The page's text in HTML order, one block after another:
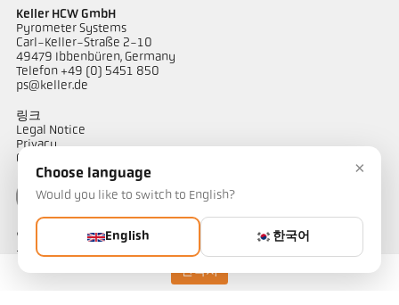
연락처
Keller HCW GmbH
Pyrometer Systems
Carl-Keller-Straße 2-10
49479 Ibbenbüren, Germany
Telefon +49 (0) 5451 850
ps@keller.de
링크
Legal Notice
Privacy
GTC
연락하다
온도 측정 솔루션에 대해 궁금한 점이 있으신가요? 저희 팀이 기꺼이
×
Choose language
Would you like to switch to English?
English 한국어